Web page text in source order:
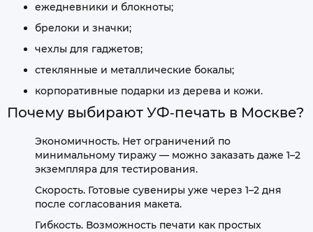
ежедневники и блокноты;
брелоки и значки;
чехлы для гаджетов;
стеклянные и металлические бокалы;
корпоративные подарки из дерева и кожи.
Почему выбирают УФ‑печать в Москве?
Экономичность. Нет ограничений по
минимальному тиражу — можно заказать даже 1–2
экземпляра для тестирования.
Скорость. Готовые сувениры уже через 1–2 дня
после согласования макета.
Гибкость. Возможность печати как простых